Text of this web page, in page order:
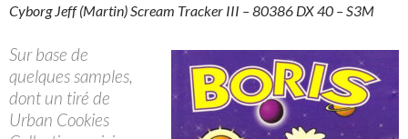
Cyborg Jeff (Martin) Scream Tracker III – 80386 DX 40 – S3M
Sur base de
quelques samples,
dont un tiré de
Urban Cookies